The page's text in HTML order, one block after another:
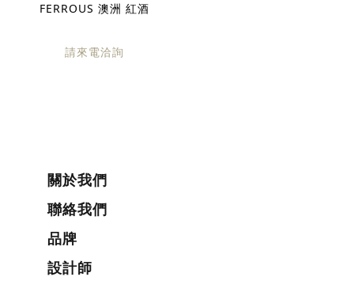
FERROUS 澳洲 紅酒
請來電洽詢
關於我們
聯絡我們
品牌
設計師